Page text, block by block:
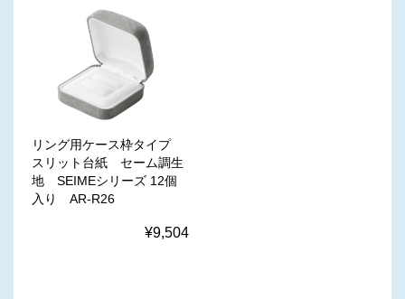
リング用ケース枠タイプ
スリット台紙 セーム調生
地 SEIMEシリーズ 12個
入り AR-R26
¥9,504